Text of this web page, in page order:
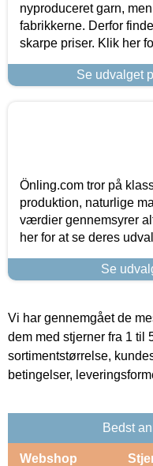
nyproduceret garn,
fabrikkerne. Derfor
skarpe priser. Klik her
Se udvalget
Önling.com tror på
produktion, naturlige
værdier gennemsyrer
her for at se deres
Se
Vi har gennemgået de
dem med stjerner fra 1 til
sortimentstørrelse,
betingelser,
Bedst
Webshop